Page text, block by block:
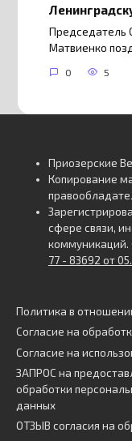
Председатель
Матвиенко
0 5
Приозерские
Копирование
сфере связи,
коммуникаций.
77 - 83692 от
Политика в
Согласие на
Согласие на
ЗАПРОС на
обработки
данных
ОТЗЫВ согласия на